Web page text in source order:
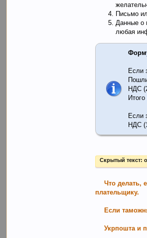
Письмо
Данные о
любая
Если
НДС
Если
НДС
Скрытый текст:
Что делать,
плательщику.
Если
Укрпошта и